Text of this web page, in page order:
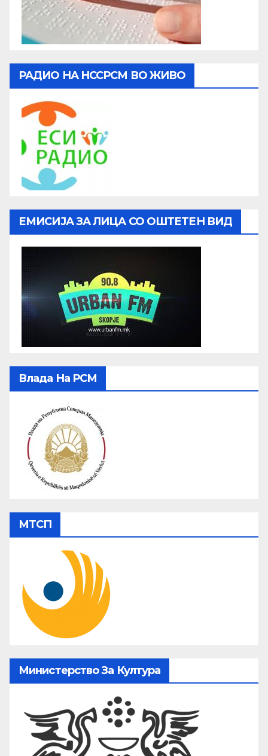
РАДИО НА НССРСМ ВО ЖИВО
ЕМИСИЈА ЗА ЛИЦА СО ОШТЕТЕН ВИД
Влада На РСМ
МТСП
Министерство За Култура